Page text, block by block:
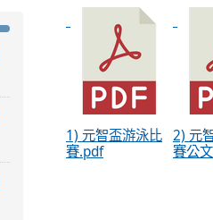
2025第一
1) 元智盃游泳比
賽.pdf
2) 元
賽公